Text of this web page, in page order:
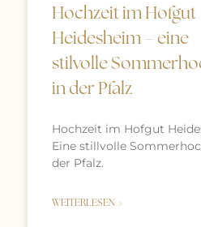
Hochzeit im Hofgut
Heidesheim – eine
stilvolle
in der Pfalz
Hochzeit im Hofgut
Eine stillvolle
der Pfalz.
WEITERLESEN »